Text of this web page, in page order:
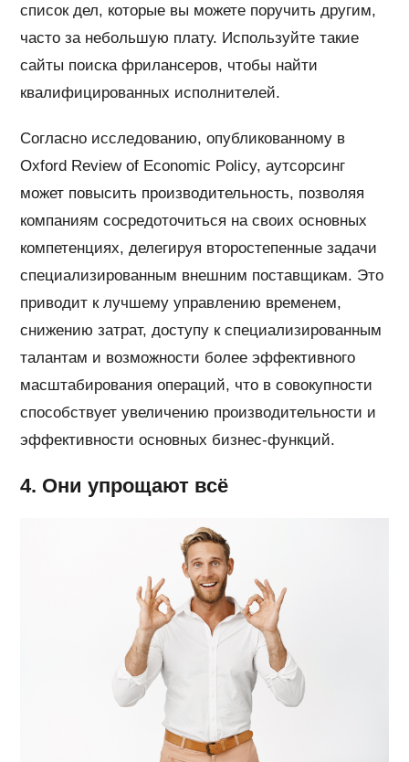
список дел, которые вы можете поручить другим,
часто за небольшую плату. Используйте такие
сайты поиска фрилансеров, чтобы найти
квалифицированных исполнителей.
Согласно исследованию, опубликованному в
Oxford Review of Economic Policy, аутсорсинг
может повысить производительность, позволяя
компаниям сосредоточиться на своих основных
компетенциях, делегируя второстепенные задачи
специализированным внешним поставщикам. Это
приводит к лучшему управлению временем,
снижению затрат, доступу к специализированным
талантам и возможности более эффективного
масштабирования операций, что в совокупности
способствует увеличению производительности и
эффективности основных бизнес-функций.
4. Они упрощают всё